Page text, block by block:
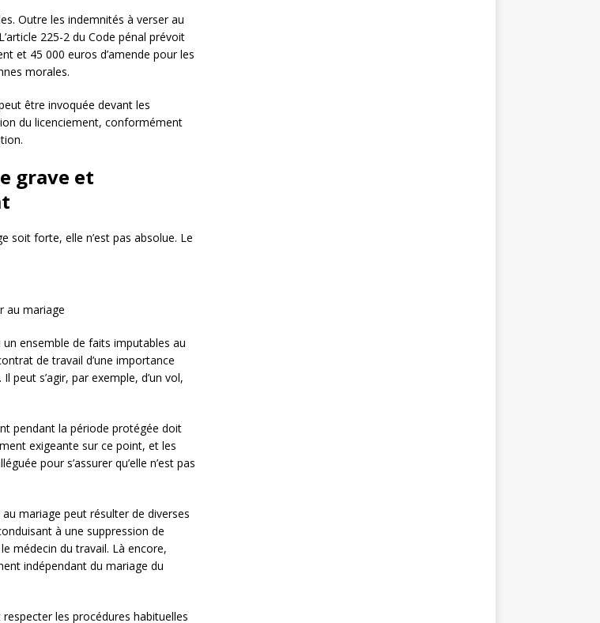
Outre les indemnités à verser au
225-2 du Code pénal prévoit
et 45 000 euros d’amende pour les
morales.
être invoquée devant les
du licenciement, conformément
grave et
soit forte, elle n’est pas absolue. Le
au mariage
ensemble de faits imputables au
de travail d’une importance
peut s’agir, par exemple, d’un vol,
pendant la période protégée doit
exigeante sur ce point, et les
pour s’assurer qu’elle n’est pas
mariage peut résulter de diverses
à une suppression de
médecin du travail. Là encore,
indépendant du mariage du
respecter les procédures habituelles